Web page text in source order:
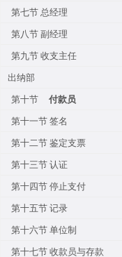
第七节 总经理
第八节 副经理
第九节 收支主任
出纳部
第十节
付款员
第十一节 签名
第十二节 鉴定支票
第十三节 认证
第十四节 停止支付
第十五节 记录
第十六节 单位制
第十七节 收款员与存款